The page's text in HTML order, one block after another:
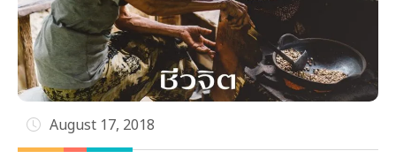
August 17, 2018